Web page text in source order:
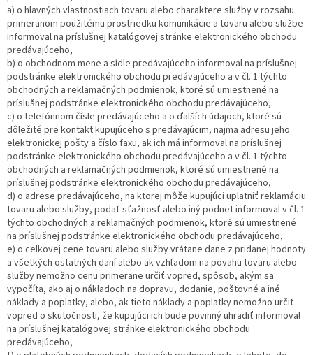
a) o hlavných vlastnostiach tovaru alebo charaktere služby v rozsahu
primeranom použitému prostriedku komunikácie a tovaru alebo službe
informoval na príslušnej katalógovej stránke elektronického obchodu
predávajúceho,
b) o obchodnom mene a sídle predávajúceho informoval na príslušnej
podstránke elektronického obchodu predávajúceho a v čl. 1 týchto
obchodných a reklamačných podmienok, ktoré sú umiestnené na
príslušnej podstránke elektronického obchodu predávajúceho,
c) o telefónnom čísle predávajúceho a o ďalších údajoch, ktoré sú
dôležité pre kontakt kupujúceho s predávajúcim, najmä adresu jeho
elektronickej pošty a číslo faxu, ak ich má informoval na príslušnej
podstránke elektronického obchodu predávajúceho a v čl. 1 týchto
obchodných a reklamačných podmienok, ktoré sú umiestnené na
príslušnej podstránke elektronického obchodu predávajúceho,
d) o adrese predávajúceho, na ktorej môže kupujúci uplatniť reklamáciu
tovaru alebo služby, podať sťažnosť alebo iný podnet informoval v čl. 1
týchto obchodných a reklamačných podmienok, ktoré sú umiestnené
na príslušnej podstránke elektronického obchodu predávajúceho,
e) o celkovej cene tovaru alebo služby vrátane dane z pridanej hodnoty
a všetkých ostatných daní alebo ak vzhľadom na povahu tovaru alebo
služby nemožno cenu primerane určiť vopred, spôsob, akým sa
vypočíta, ako aj o nákladoch na dopravu, dodanie, poštovné a iné
náklady a poplatky, alebo, ak tieto náklady a poplatky nemožno určiť
vopred o skutočnosti, že kupujúci ich bude povinný uhradiť informoval
na príslušnej katalógovej stránke elektronického obchodu
predávajúceho,